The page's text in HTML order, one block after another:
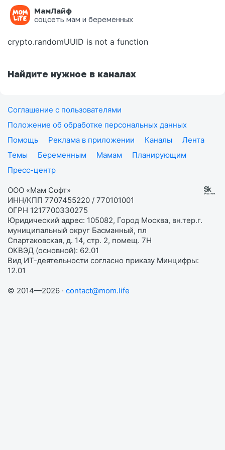
МамЛайф
соцсеть мам и беременных
Ошибка на странице
crypto.randomUUID is not a function
Найдите нужное в каналах
Соглашение с пользователями
Положение об обработке персональных данных
Помощь
Реклама в приложении Каналы
Лента
Темы
Беременным Мамам
Планирующим
Пресс-центр
ООО «Мам Софт»
ИНН/КПП 7707455220 / 770101001
ОГРН 1217700330275
Юридический адрес: 105082, Город Москва, вн.тер.г.
муниципальный округ Басманный, пл
Спартаковская, д. 14, стр. 2, помещ. 7Н
ОКВЭД (основной): 62.01
Вид ИТ-деятельности согласно приказу Минцифры:
12.01
© 2014—2026 · contact@mom.life